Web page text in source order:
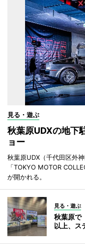
見る・遊ぶ
秋葉原UDXの地下
ョー
秋葉原UDX（千代田区外
「TOKYO MOTOR
が開かれる。
見る・遊ぶ
秋葉原で
以上、ス